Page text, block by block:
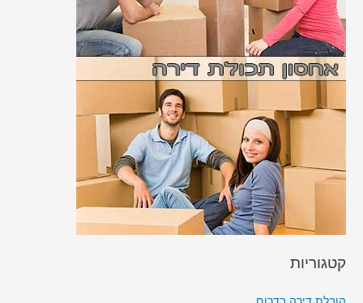
קטגוריות
הובלת דירה בדרום